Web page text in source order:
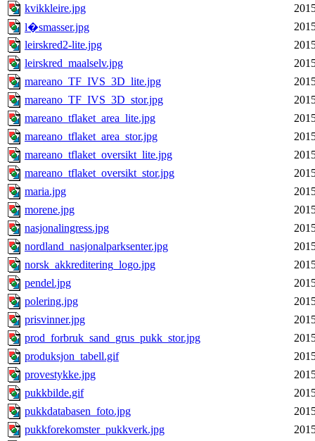
kvikkleire.jpg
l�smasser.jpg
leirskred2-lite.jpg
leirskred_maalselv.jpg
mareano_TF_IVS_3D_lite.jpg
mareano_TF_IVS_3D_stor.jpg
mareano_tflaket_area_lite.jpg
mareano_tflaket_area_stor.jpg
mareano_tflaket_oversikt_lite.jpg
mareano_tflaket_oversikt_stor.jpg
maria.jpg
morene.jpg
nasjonalingress.jpg
nordland_nasjonalparksenter.jpg
norsk_akkreditering_logo.jpg
pendel.jpg
polering.jpg
prisvinner.jpg
prod_forbruk_sand_grus_pukk_stor.jpg
produksjon_tabell.gif
provestykke.jpg
pukkbilde.gif
pukkdatabasen_foto.jpg
pukkforekomster_pukkverk.jpg